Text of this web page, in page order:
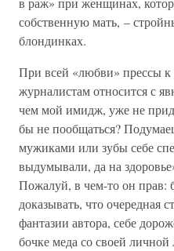
собственную мать, –
блондинках.
При всей «любви» прессы
журналистам относится с
чем мой имидж, уже не
бы не пообщаться?
мужиками или зубы себе
выдумывали, да на
Пожалуй, в чем-то он прав:
доказывать, что очередная
фантазии автора, себе
бочке меда со своей личной